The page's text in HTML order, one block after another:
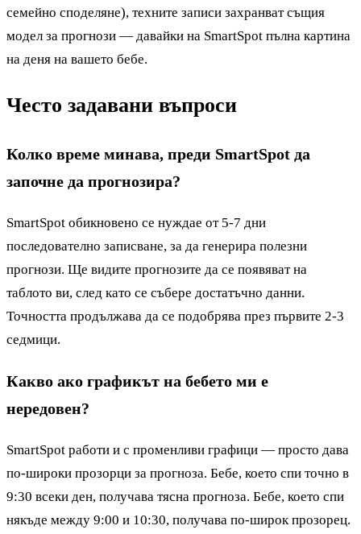
семейно споделяне), техните записи захранват същия
модел за прогнози — давайки на SmartSpot пълна картина
на деня на вашето бебе.
Често задавани въпроси
Колко време минава, преди SmartSpot да
започне да прогнозира?
SmartSpot обикновено се нуждае от 5-7 дни
последователно записване, за да генерира полезни
прогнози. Ще видите прогнозите да се появяват на
таблото ви, след като се събере достатъчно данни.
Точността продължава да се подобрява през първите 2-3
седмици.
Какво ако графикът на бебето ми е
нередовен?
SmartSpot работи и с променливи графици — просто дава
по-широки прозорци за прогноза. Бебе, което спи точно в
9:30 всеки ден, получава тясна прогноза. Бебе, което спи
някъде между 9:00 и 10:30, получава по-широк прозорец.